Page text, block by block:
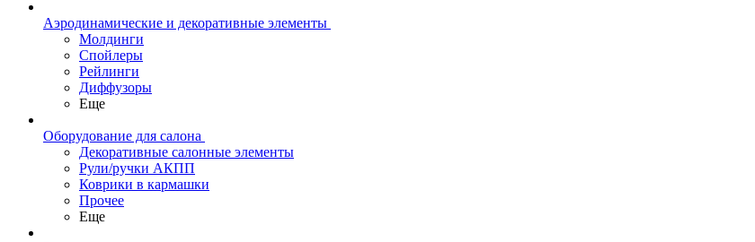
Аэродинамические и декоративные элементы
Молдинги
Спойлеры
Рейлинги
Диффузоры
Еще
Оборудование для салона
Декоративные салонные элементы
Рули/ручки АКПП
Коврики в кармашки
Прочее
Еще